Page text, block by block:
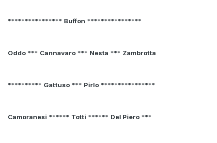
**************** Buffon ****************
Oddo *** Cannavaro *** Nesta *** Zambrotta
********** Gattuso *** Pirlo ****************
Camoranesi ****** Totti ****** Del Piero ***